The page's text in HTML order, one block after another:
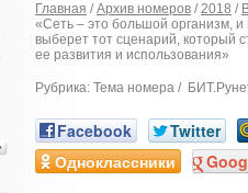
Главная /Архив номеров /2018 /
«Сеть – это большой организм,
выберет тот сценарий, который
ее развития и использования»
Рубрика: Тема номера /
Facebook
Twitter
Одноклассники